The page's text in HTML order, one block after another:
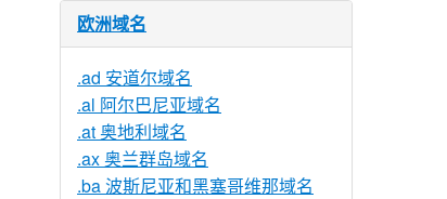
欧洲域名
.ad 安道尔域名
.al 阿尔巴尼亚域名
.at 奥地利域名
.ax 奥兰群岛域名
.ba 波斯尼亚和黑塞哥维那域名